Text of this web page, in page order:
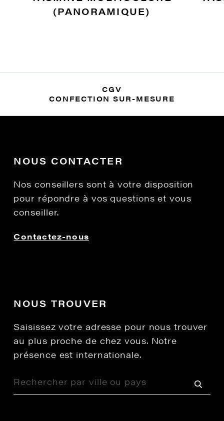
(PANORAMIQUE)
CGV
CONFECTION SUR-MESURE
NOUS CONTACTER
Nos conseillers sont à votre disposition
pour répondre à vos questions et vous
conseiller.
Contactez-nous
NOUS TROUVER
Saisissez votre adresse pour nous trouver
au plus proche de chez vous. Notre
présence est internationale.